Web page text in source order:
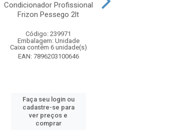
Condicionador Profissional
Frizon Pessego 2lt
Código: 239971
Embalagem: Unidade
Caixa contém 6 unidade(s)
EAN: 7896203100646
Faça seu login ou
cadastre-se para
ver preços e
comprar